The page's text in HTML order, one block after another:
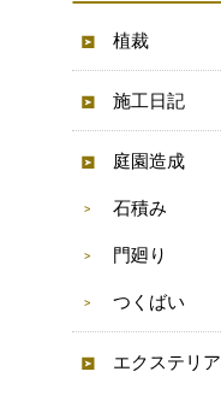
植裁
施工日記
庭園造成
石積み
門廻り
つくばい
エクステリア